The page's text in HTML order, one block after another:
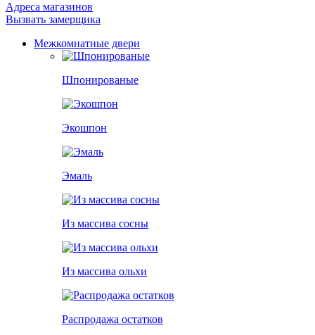
Адреса магазинов
Вызвать замерщика
Межкомнатные двери
Шпонированые
Экошпон
Эмаль
Из массива сосны
Из массива ольхи
Распродажа остатков